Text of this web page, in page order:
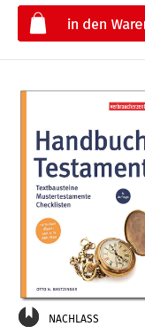
NACHLASS